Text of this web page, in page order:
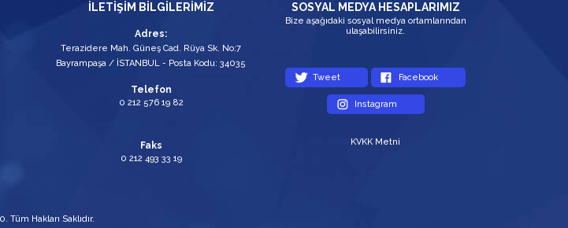
İLETİŞİM BİLGİLERİMİZ
Adres:
Terazidere Mah. Güneş Cad. Rüya Sk. No:7
Bayrampaşa / İSTANBUL - Posta Kodu: 34035
Telefon
0 212 576 19 82
Faks
0 212 493 33 19
SOSYAL MEDYA HESAPLARIMIZ
Bize aşağıdaki sosyal medya ortamlarından
ulaşabilirsiniz.
Tweet Facebook
Instagram
KVKK Metni
Tüm Hakları Saklıdır.